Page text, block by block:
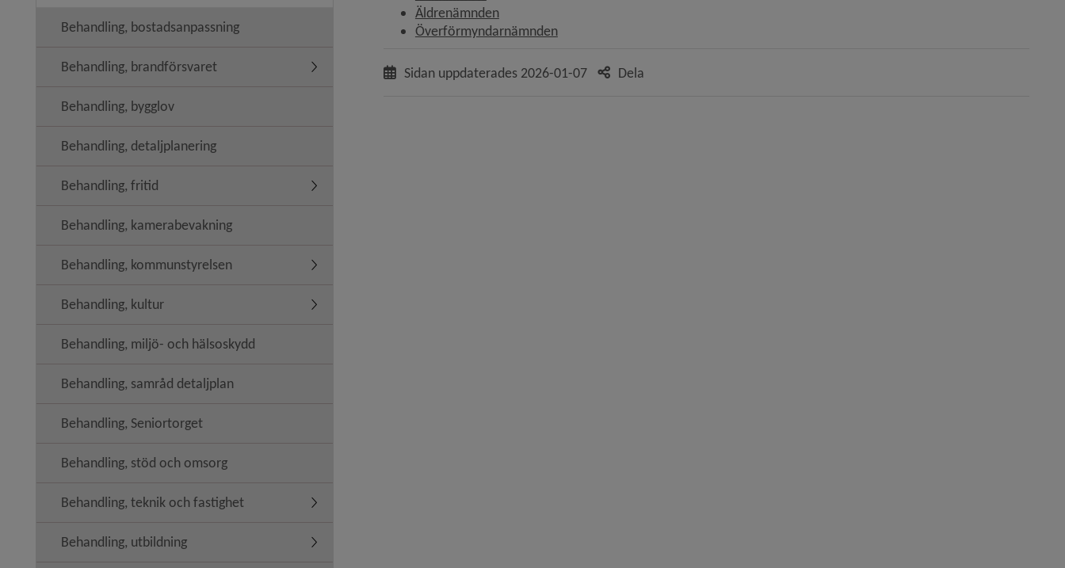
Behandling, bostadsanpassning
Behandling, brandförsvaret Undermeny för Behandling, brandförsvaret
Behandling, bygglov
Behandling, detaljplanering
Behandling, fritid Undermeny för Behandling, fritid
Behandling, kamerabevakning
Behandling, kommunstyrelsen Undermeny för Behandling, kommunstyrelsen
Behandling, kultur Undermeny för Behandling, kultur
Behandling, miljö- och hälsoskydd
Behandling, samråd detaljplan
Behandling, Seniortorget
Behandling, stöd och omsorg
Behandling, teknik och fastighet Undermeny för Behandling, teknik och fastighet
Behandling, utbildning Undermeny för Behandling, utbildning
Äldrenämnden
Överförmyndarnämnden
Sidan uppdaterades 2026-01-07 Dela